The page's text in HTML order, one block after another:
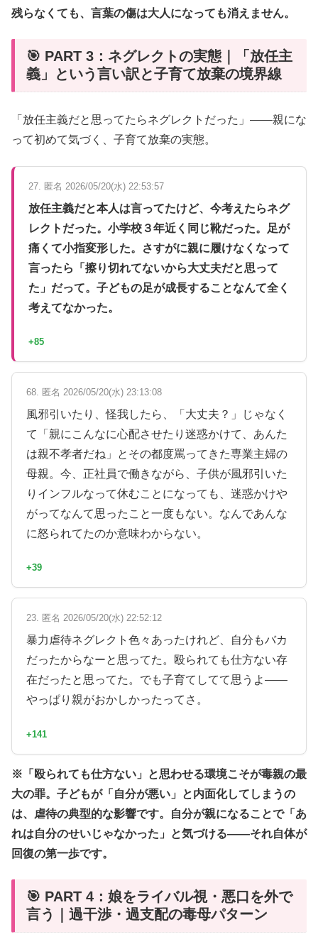
残らなくても、言葉の傷は大人になっても消えません。
🎯 PART 3：ネグレクトの実態｜「放任主
義」という言い訳と子育て放棄の境界線
「放任主義だと思ってたらネグレクトだった」——親にな
って初めて気づく、子育て放棄の実態。
27. 匿名 2026/05/20(水) 22:53:57
放任主義だと本人は言ってたけど、今考えたらネグ
レクトだった。小学校３年近く同じ靴だった。足が
痛くて小指変形した。さすがに親に履けなくなって
言ったら「擦り切れてないから大丈夫だと思って
た」だって。子どもの足が成長することなんて全く
考えてなかった。
+85
68. 匿名 2026/05/20(水) 23:13:08
風邪引いたり、怪我したら、「大丈夫？」じゃなく
て「親にこんなに心配させたり迷惑かけて、あんた
は親不孝者だね」とその都度罵ってきた専業主婦の
母親。今、正社員で働きながら、子供が風邪引いた
りインフルなって休むことになっても、迷惑かけや
がってなんて思ったこと一度もない。なんであんな
に怒られてたのか意味わからない。
+39
23. 匿名 2026/05/20(水) 22:52:12
暴力虐待ネグレクト色々あったけれど、自分もバカ
だったからなーと思ってた。殴られても仕方ない存
在だったと思ってた。でも子育てしてて思うよ——
やっぱり親がおかしかったってさ。
+141
※「殴られても仕方ない」と思わせる環境こそが毒親の最
大の罪。子どもが「自分が悪い」と内面化してしまうの
は、虐待の典型的な影響です。自分が親になることで「あ
れは自分のせいじゃなかった」と気づける——それ自体が
回復の第一歩です。
🎯 PART 4：娘をライバル視・悪口を外で
言う｜過干渉・過支配の毒母パターン